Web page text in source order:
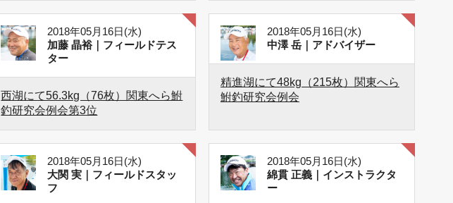
2018年05月16日(水)
加藤 晶裕｜フィールドテス
ター
西湖にて56.3kg（76枚）関東へら鮒
釣研究会例会第3位
2018年05月16日(水)
中澤 岳｜アドバイザー
精進湖にて48kg（215枚）関東へら
鮒釣研究会例会
2018年05月16日(水)
大関 実｜フィールドスタッ
フ
2018年05月16日(水)
綿貫 正義｜インストラクタ
ー